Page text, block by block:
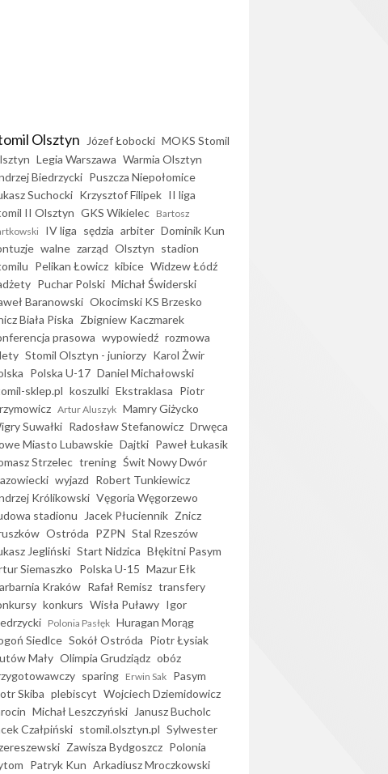
Olsztyn Józef Łobocki MOKS Stomil
Legia Warszawa Warmia Olsztyn
Biedrzycki Puszcza Niepołomice
Suchocki Krzysztof Filipek II liga
II Olsztyn GKS Wikielec Bartosz
IV liga sędzia arbiter Dominik Kun
walne zarząd Olsztyn stadion
Pelikan Łowicz kibice Widzew Łódź
Puchar Polski Michał Świderski
Baranowski Okocimski KS Brzesko
Biała Piska Zbigniew Kaczmarek
prasowa wypowiedź rozmowa
Stomil Olsztyn - juniorzy Karol Żwir
Polska U-17 Daniel Michałowski
sklep.pl koszulki Ekstraklasa Piotr
Artur Aluszyk Mamry Giżycko
Suwałki Radosław Stefanowicz Drwęca
Miasto Lubawskie Dajtki Paweł Łukasik
Strzelec trening Świt Nowy Dwór
wyjazd Robert Tunkiewicz
Królikowski Vęgoria Węgorzewo
stadionu
Jacek Płuciennik Znicz
Ostróda PZPN Stal Rzeszów
Jegliński Start Nidzica Błękitni Pasym
Siemaszko Polska U-15 Mazur Ełk
Kraków Rafał Remisz transfery
konkurs Wisła Puławy Igor
Polonia Pasłęk Huragan Morąg
Siedlce Sokół Ostróda Piotr Łysiak
Mały Olimpia Grudziądz obóz
sparing Erwin Sak Pasym
Skiba plebiscyt Wojciech Dziemidowicz
Michał Leszczyński
Janusz Bucholc
Czałpiński stomil.olsztyn.pl Sylwester
Zawisza Bydgoszcz Polonia
Patryk Kun Arkadiusz Mroczkowski